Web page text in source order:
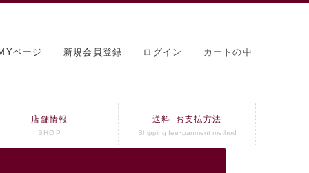
ページ 新規会員登録 ログイン カートの中
店舗情報
SHOP
送料･お支払方法
Shipping fee･panment method